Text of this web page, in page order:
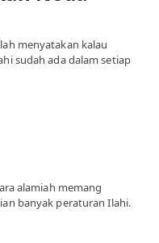
menyatakan kalau
sudah ada dalam setiap
alamiah memang
banyak peraturan Ilahi.